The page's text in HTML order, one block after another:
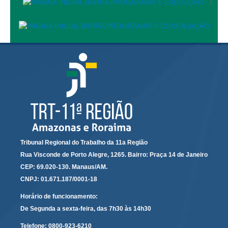
Calendário das Correições
Contas abertas em nome dos beneficiários
Diários Eletrônicos
e-Doc
Espaço do Servidor
Guias de recolhimento
Mapa do site
META 9 do CNJ
Tribunal Regional do Trabalho da 11a Região
Rua Visconde de Porto Alegre, 1265. Bairro: Praça 14 de Janeiro
CEP: 69.020-130. Manaus/AM.
CNPJ: 01.671.187/0001-18
Horário de funcionamento:
De Segunda a sexta-feira, das 7h30 às 14h30
Telefone: 0800-923-6210